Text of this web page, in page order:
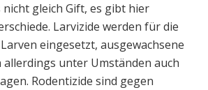
gleich Gift, es gibt hier
Larvizide werden für die
eingesetzt, ausgewachsene
unter Umständen auch
Rodentizide sind gegen